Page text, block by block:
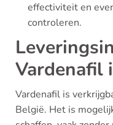
effectiviteit en
controleren.
Vardenafil
Vardenafil is
België. Het is